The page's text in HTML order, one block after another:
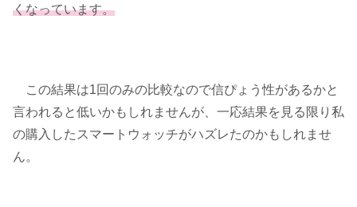
くなっています。
この結果は1回のみの比較なので信ぴょう性があるかと
言われると低いかもしれませんが、一応結果を見る限り私
の購入したスマートウォッチがハズレたのかもしれませ
ん。